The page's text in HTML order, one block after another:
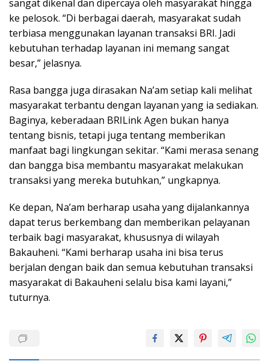
sangat dikenal dan dipercaya oleh masyarakat hingga
ke pelosok. “Di berbagai daerah, masyarakat sudah
terbiasa menggunakan layanan transaksi BRI. Jadi
kebutuhan terhadap layanan ini memang sangat
besar,” jelasnya.
Rasa bangga juga dirasakan Na’am setiap kali melihat
masyarakat terbantu dengan layanan yang ia sediakan.
Baginya, keberadaan BRILink Agen bukan hanya
tentang bisnis, tetapi juga tentang memberikan
manfaat bagi lingkungan sekitar. “Kami merasa senang
dan bangga bisa membantu masyarakat melakukan
transaksi yang mereka butuhkan,” ungkapnya.
Ke depan, Na’am berharap usaha yang dijalankannya
dapat terus berkembang dan memberikan pelayanan
terbaik bagi masyarakat, khususnya di wilayah
Bakauheni. “Kami berharap usaha ini bisa terus
berjalan dengan baik dan semua kebutuhan transaksi
masyarakat di Bakauheni selalu bisa kami layani,”
tuturnya.